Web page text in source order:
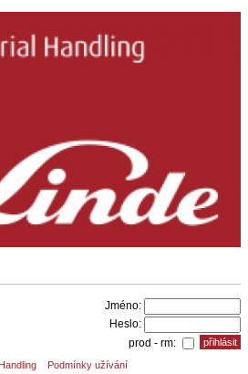
Jméno:
Heslo:
prod - rm:
Podmínky užívání